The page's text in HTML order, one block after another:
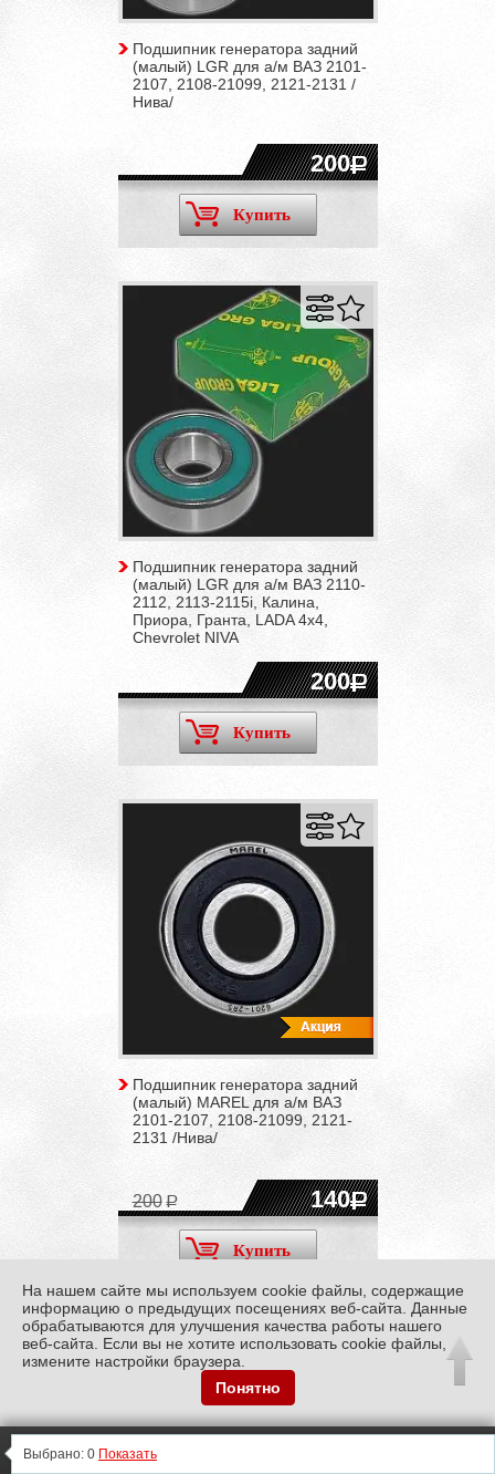
Выбрано: 0 Показать
Подшипник генератора задний
(малый) LGR для а/м ВАЗ 2101-
2107, 2108-21099, 2121-2131 /
Нива/
200
Купить
Подшипник генератора задний
(малый) LGR для а/м ВАЗ 2110-
2112, 2113-2115i, Калина,
Приора, Гранта, LADA 4x4,
Chevrolet NIVA
200
Купить
Подшипник генератора задний
(малый) MAREL для а/м ВАЗ
2101-2107, 2108-21099, 2121-
2131 /Нива/
140
200
Купить
Информация
На нашем сайте мы используем cookie файлы, содержащие
информацию о предыдущих посещениях веб-сайта. Данные
обрабатываются для улучшения качества работы нашего
веб-сайта. Если вы не хотите использовать cookie файлы,
измените настройки браузера.
Понятно